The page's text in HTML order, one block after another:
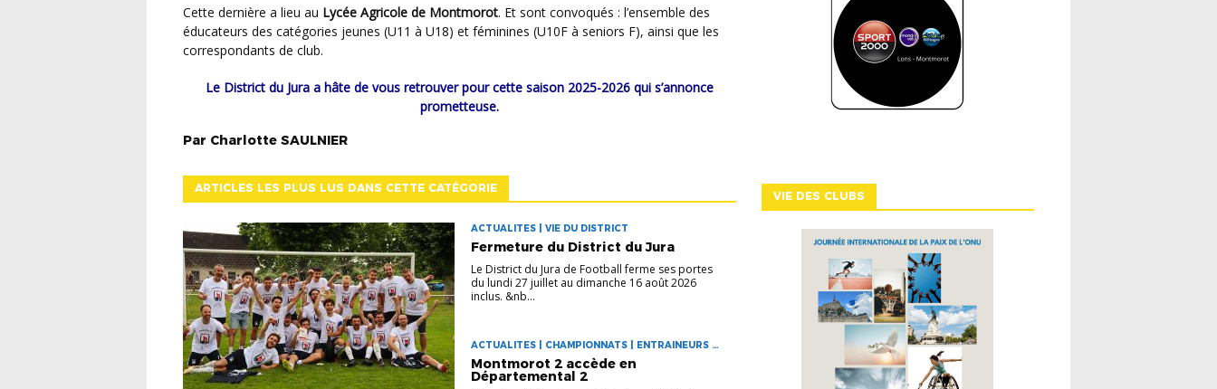
Cette dernière a lieu au Lycée Agricole de Montmorot. Et sont convoqués : l’ensemble des
éducateurs des catégories jeunes (U11 à U18) et féminines (U10F à seniors F), ainsi que les
correspondants de club.
Le District du Jura a hâte de vous retrouver pour cette saison 2025-2026 qui s’annonce
prometteuse.
Par Charlotte SAULNIER
ARTICLES LES PLUS LUS DANS CETTE CATÉGORIE
ACTUALITES | VIE DU DISTRICT
Fermeture du District du Jura
Le District du Jura de Football ferme ses portes
du lundi 27 juillet au dimanche 16 août 2026
inclus. &nb...
ACTUALITES | CHAMPIONNATS | ENTRAINEURS |
Montmorot 2 accède en
Départemental 2
VIE DES CLUBS